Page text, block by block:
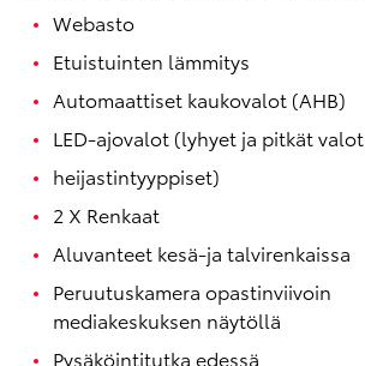
Webasto
Etuistuinten lämmitys
Automaattiset kaukovalot (AHB)
LED-ajovalot (lyhyet ja pitkät valot
heijastintyyppiset)
2 X Renkaat
Aluvanteet kesä-ja talvirenkaissa
Peruutuskamera opastinviivoin
mediakeskuksen näytöllä
Pysäköintitutka edessä